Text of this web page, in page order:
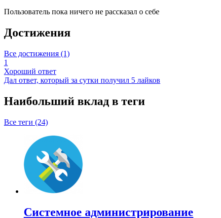
Пользователь пока ничего не рассказал о себе
Достижения
Все достижения (1)
1
Хороший ответ
Дал ответ, который за сутки получил 5 лайков
Наибольший вклад в теги
Все теги (24)
Системное администрирование